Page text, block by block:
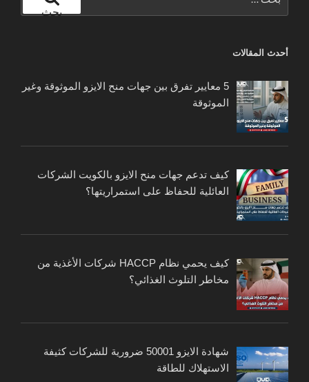
عن:
بحث
أحدث المقالات
5 معايير تفرق بين جهات منح الايزو الموثوقة وغير
الموثوقة
كيف تدعم جهات منح الايزو بالكويت الشركات
العائلية للحفاظ على استمراريتها؟
كيف يحمي نظام HACCP شركات الأغذية من
مخاطر التلوث الغذائي؟
شهادة الايزو 50001 ضرورية للشركات كثيفة
الاستهلاك للطاقة